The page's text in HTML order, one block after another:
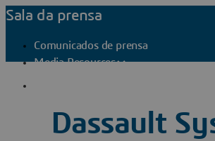
Sala da prensa
Comunicados de prensa
Media Resources
Dassault